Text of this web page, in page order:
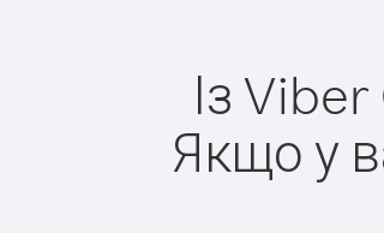
Із
Якщо у